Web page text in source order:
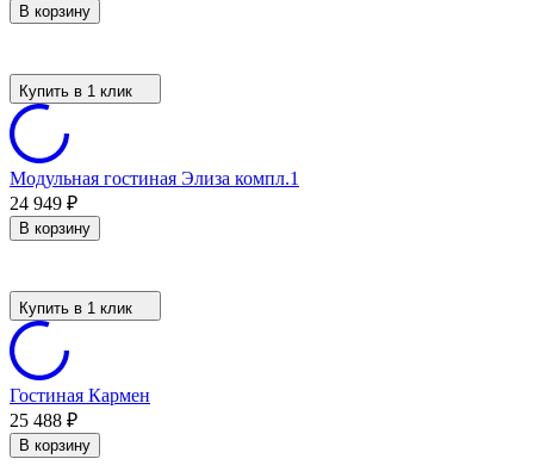
В корзину
Купить в 1 клик
Модульная гостиная Элиза компл.1
24 949 ₽
В корзину
Купить в 1 клик
Гостиная Кармен
25 488 ₽
В корзину